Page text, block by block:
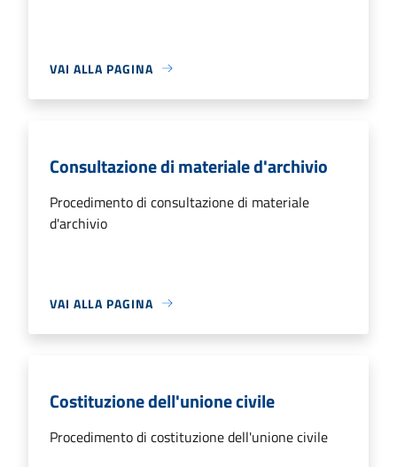
VAI ALLA PAGINA
Consultazione di materiale d'archivio
Procedimento di consultazione di materiale
d'archivio
VAI ALLA PAGINA
Costituzione dell'unione civile
Procedimento di costituzione dell'unione civile